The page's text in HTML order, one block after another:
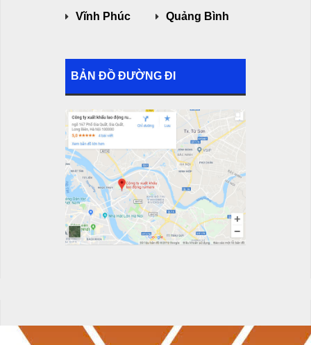
Vĩnh Phúc Quảng Bình
BẢN ĐỒ ĐƯỜNG ĐI